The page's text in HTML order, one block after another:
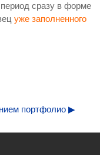
сразу в форме
уже заполненного
портфолио ▶︎